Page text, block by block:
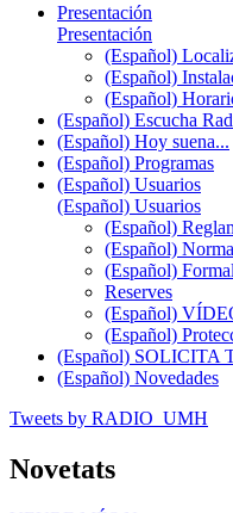
Presentación
Presentación
(Español)
(Español)
(Español)
(Español) Escucha
(Español) Hoy suena...
(Español) Programas
(Español) Usuarios
(Español) Usuarios
(Español)
(Español)
(Español)
Reserves
(Español)
(Español)
(Español) SOLICITA
(Español) Novedades
Tweets by RADIO_UMH
Novetats